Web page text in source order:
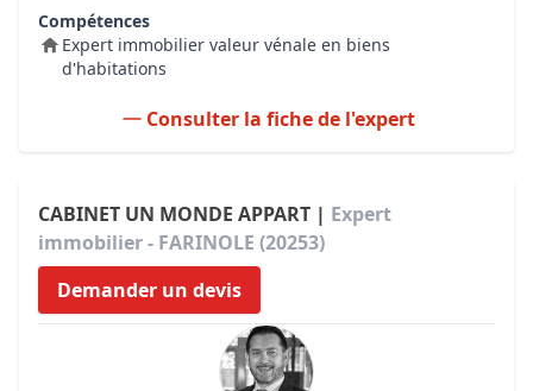
Compétences
Expert immobilier valeur vénale en biens
d'habitations
Consulter la fiche de l'expert
CABINET UN MONDE APPART | Expert
immobilier - FARINOLE (20253)
Demander un devis